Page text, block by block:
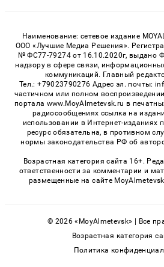
Наименование: сетевое издание
ООО «Лучшие Медиа Решения».
№ ФС77-79274 от 16.10.2020г, выдано
надзору в сфере связи,
коммуникаций. Главный
Тел.: +79023790276 Адрес эл. почты:
частичном или полном
портала www.MoyAlmetevsk.ru в
радиосообщениях ссылка на
использовании в Интернет-изданиях
ресурс обязательна, в противном
нормы законодательства РФ об
Возрастная категория сайта 16+.
ответственности за комментарии и
размещенные на сайте
© 2026 «MoyAlmetevsk» | Все
Возрастная категория
Политика